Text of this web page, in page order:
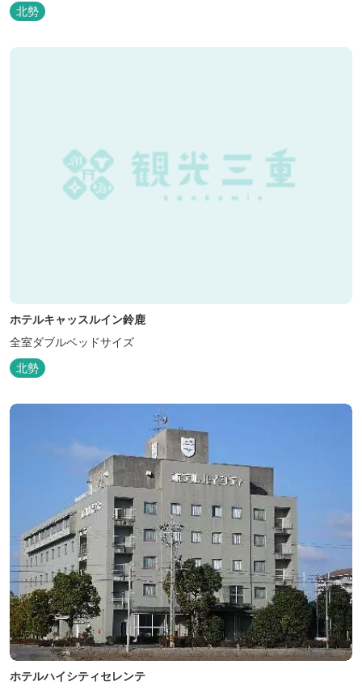
北勢
ホテルキャッスルイン鈴鹿
全室ダブルベッドサイズ
北勢
ホテルハイシティセレンテ